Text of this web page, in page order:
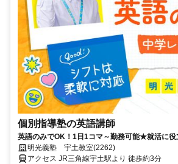
個別指導塾の英語講師
英語のみでOK！1日1コマ～勤務可能★就活に役
◎ミドル・シニアも活躍中
明光義塾 宇土教室(2262)
アクセス JR三角線宇土駅より 徒歩約3分